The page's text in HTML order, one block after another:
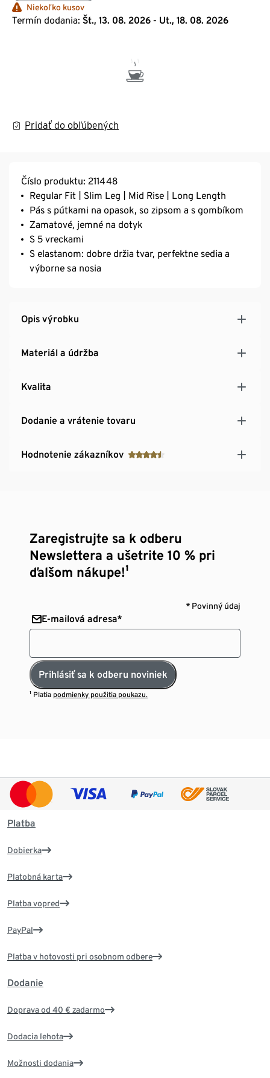
Niekoľko kusov
Termín dodania: Št., 13. 08. 2026 - Ut., 18. 08. 2026
Pridať do obľúbených
Číslo produktu: 211448
Regular Fit | Slim Leg | Mid Rise | Long Length
Pás s pútkami na opasok, so zipsom a s gombíkom
Zamatové, jemné na dotyk
S 5 vreckami
S elastanom: dobre držia tvar, perfektne sedia a
výborne sa nosia
Opis výrobku
Materiál a údržba
Kvalita
Dodanie a vrátenie tovaru
Hodnotenie zákazníkov
Zaregistrujte sa k odberu
Newslettera a ušetrite 10 % pri
ďalšom nákupe!¹
* Povinný údaj
E-mailová adresa*
Prihlásiť sa k odberu noviniek
¹ Platia podmienky použitia poukazu.
Platba
Dobierka
Platobná karta
Platba vopred
PayPal
Platba v hotovosti pri osobnom odbere
Dodanie
Doprava od 40 € zadarmo
Dodacia lehota
Možnosti dodania